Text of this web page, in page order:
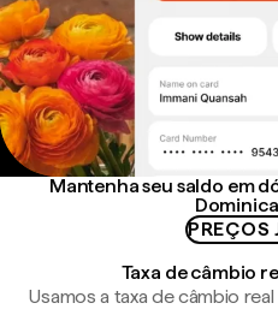
Mantenha seu saldo em
PREÇOS
Taxa de câmbio
Usamos a taxa de câmbio